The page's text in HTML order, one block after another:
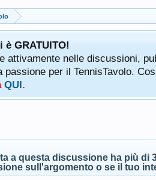
GRATUITO!
nelle discussioni,
per il TennisTavolo.
QUI.
a questa discussione ha più di
sull'argomento o se il tuo